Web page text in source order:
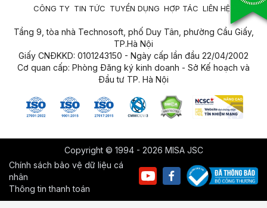
CÔNG TY TIN TỨC TUYỂN DỤNG HỢP TÁC LIÊN HỆ
Tầng 9, tòa nhà Technosoft, phố Duy Tân, phường Cầu Giấy,
TP.Hà Nội
Giấy CNĐKKD: 0101243150 - Ngày cấp lần đầu 22/04/2002
Cơ quan cấp: Phòng Đăng ký kinh doanh - Sở Kế hoạch và
Đầu tư TP. Hà Nội
Copyright © 1994 - 2026 MISA JSC
Chính sách bảo vệ dữ liệu cá
nhân
Thông tin thanh toán